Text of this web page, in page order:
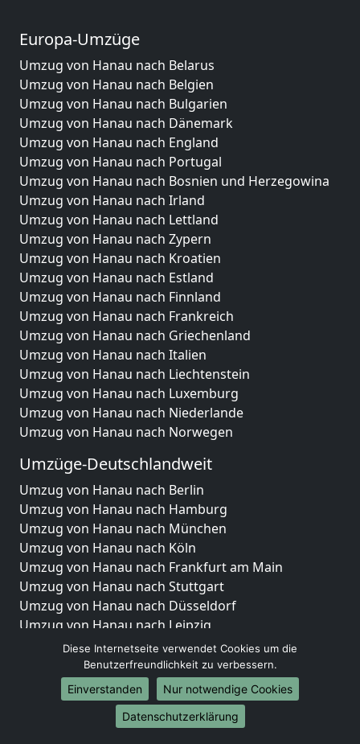
Europa-Umzüge
Umzug von Hanau nach Belarus
Umzug von Hanau nach Belgien
Umzug von Hanau nach Bulgarien
Umzug von Hanau nach Dänemark
Umzug von Hanau nach England
Umzug von Hanau nach Portugal
Umzug von Hanau nach Bosnien und Herzegowina
Umzug von Hanau nach Irland
Umzug von Hanau nach Lettland
Umzug von Hanau nach Zypern
Umzug von Hanau nach Kroatien
Umzug von Hanau nach Estland
Umzug von Hanau nach Finnland
Umzug von Hanau nach Frankreich
Umzug von Hanau nach Griechenland
Umzug von Hanau nach Italien
Umzug von Hanau nach Liechtenstein
Umzug von Hanau nach Luxemburg
Umzug von Hanau nach Niederlande
Umzug von Hanau nach Norwegen
Umzüge-Deutschlandweit
Umzug von Hanau nach Berlin
Umzug von Hanau nach Hamburg
Umzug von Hanau nach München
Umzug von Hanau nach Köln
Umzug von Hanau nach Frankfurt am Main
Umzug von Hanau nach Stuttgart
Umzug von Hanau nach Düsseldorf
Umzug von Hanau nach Leipzig
Umzug von Hanau nach Dortmund
Umzug von Hanau nach Essen
Umzug von Hanau nach Bremen
Umzug von Hanau nach Dresden
Umzug von Hanau nach Hannover
Diese Internetseite verwendet Cookies um die
Benutzerfreundlichkeit zu verbessern.
Einverstanden
Nur notwendige Cookies
Datenschutzerklärung